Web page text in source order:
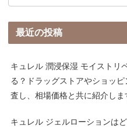
最近の投稿
キュレル 潤浸保湿 モイストリ
る？ドラッグストアやショッ
査し、相場価格と共に紹介しま
キュレル ジェルローションは